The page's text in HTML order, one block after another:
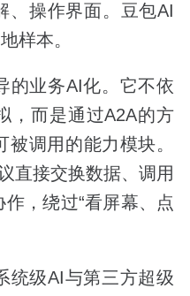
、操作界面。豆包AI
样本。
的业务AI化。它不依
，而是通过A2A的方
调用的能力模块。
直接交换数据、调用
，绕过“看屏幕、点
统级AI与第三方超级